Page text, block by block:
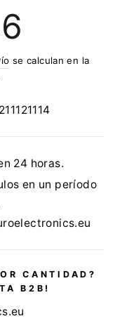
se calculan en la
24 horas.
en un período
CANTIDAD?
B2B!